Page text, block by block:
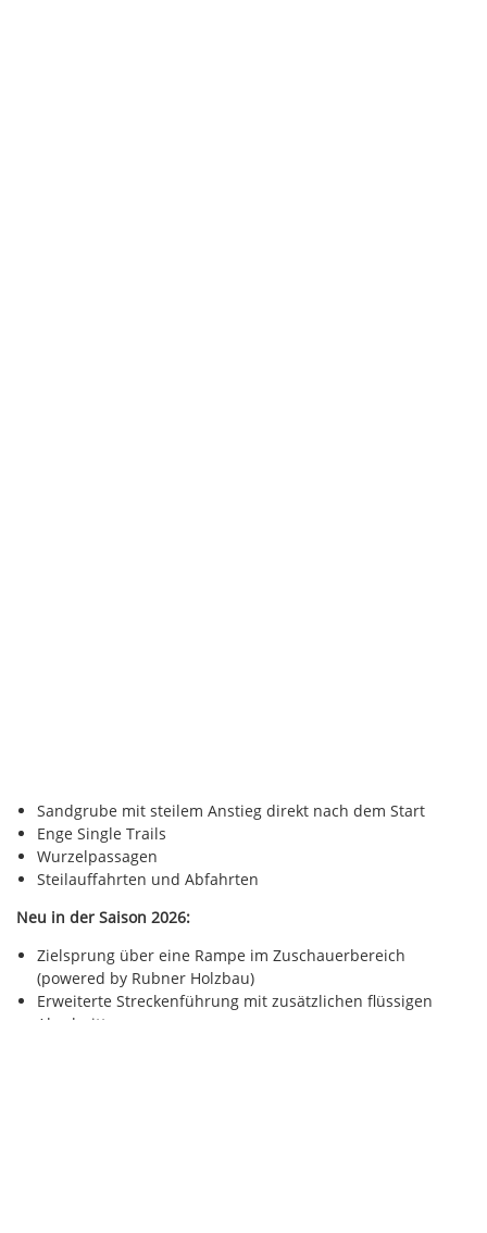
Sandgrube mit steilem Anstieg direkt nach dem Start
Enge Single Trails
Wurzelpassagen
Steilauffahrten und Abfahrten
Neu in der Saison 2026:
Zielsprung über eine Rampe im Zuschauerbereich
(powered by Rubner Holzbau)
Erweiterte Streckenführung mit zusätzlichen flüssigen
Abschnitten